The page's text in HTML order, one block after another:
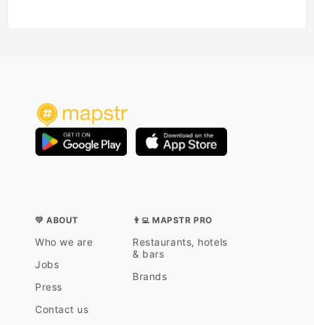
💛 ABOUT
Who we are
Jobs
Press
Contact us
👨‍💻 MAPSTR PRO
Restaurants, hotels
& bars
Brands